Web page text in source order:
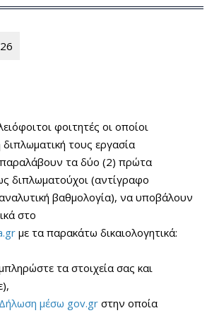
φοιτητές οι οποίοι
τους εργασία
τα δύο (2) πρώτα
διπλωματούχοι (αντίγραφο
βαθμολογία), να υποβάλουν
στο
με τα παρακάτω δικαιολογητικά:
τα στοιχεία σας και
μέσω gov.gr στην οποία